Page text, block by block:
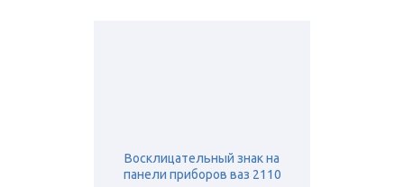
Восклицательный знак на
панели приборов ваз 2110